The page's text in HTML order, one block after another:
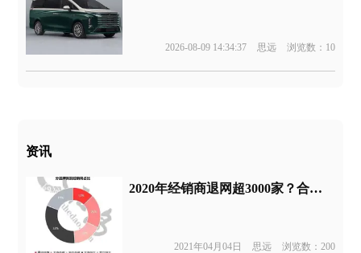
2026-08-09 14:34:37 思远 浏览数：10
资讯
2020年经销商退网超3000家？合资自主“退网”严重
2021年04月04日 思远 浏览数：200